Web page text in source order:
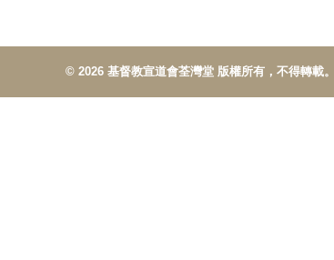
© 2026 基督教宣道會荃灣堂 版權所有，不得轉載